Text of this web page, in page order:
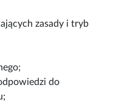
zasady i tryb
do